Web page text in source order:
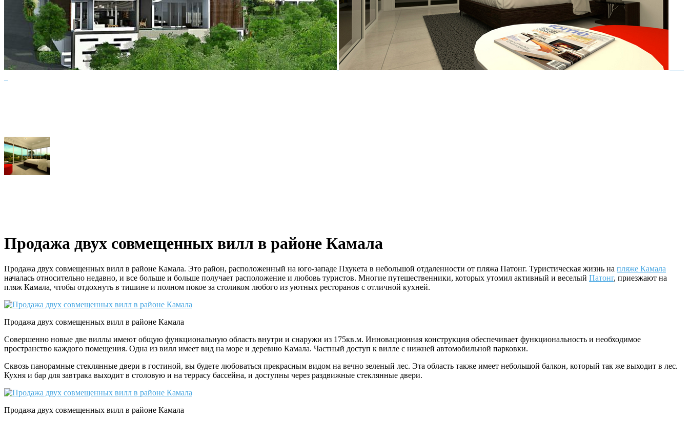
Продажа двух совмещенных вилл в районе Камала
Продажа двух совмещенных вилл в районе Камала. Это район, расположенный на юго-западе Пхукета в небольшой отдаленности от пляжа Патонг. Туристическая жизнь на пляже Камала
началась относительно недавно, и все больше и больше получает расположение и любовь туристов. Многие путешественники, которых утомил активный и веселый Патонг, приезжают на
пляж Камала, чтобы отдохнуть в тишине и полном покое за столиком любого из уютных ресторанов с отличной кухней.
Продажа двух совмещенных вилл в районе Камала
Совершенно новые две виллы имеют общую функциональную область внутри и снаружи из 175кв.м. Инновационная конструкция обеспечивает функциональность и необходимое
пространство каждого помещения. Одна из вилл имеет вид на море и деревню Камала. Частный доступ к вилле с нижней автомобильной парковки.
Сквозь панорамные стеклянные двери в гостиной, вы будете любоваться прекрасным видом на вечно зеленый лес. Эта область также имеет небольшой балкон, который так же выходит в лес.
Кухня и бар для завтрака выходит в столовую и на террасу бассейна, и доступны через раздвижные стеклянные двери.
Продажа двух совмещенных вилл в районе Камала